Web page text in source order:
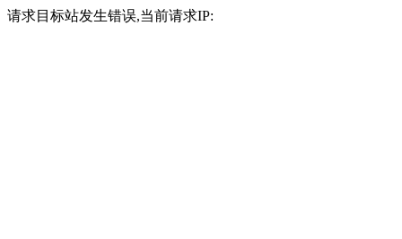
请求目标站发生错误,当前请求IP: